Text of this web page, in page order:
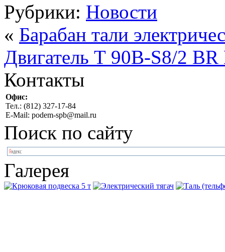
Рубрики: Новости
« Барабан тали
Двигатель Т 90В-S8/2
Контакты
Офис:
Тел.: (812) 327-17-84
E-Mail: podem-spb@mail.ru
Поиск по сайту
Галерея